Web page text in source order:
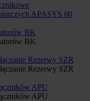
APASYS 60
BK
BK
Rezerwy SZR
Rezerwy SZR
APU
APU